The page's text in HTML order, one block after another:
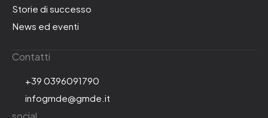
Storie di successo
News ed eventi
Contatti
+39 0396091790
infogmde@gmde.it